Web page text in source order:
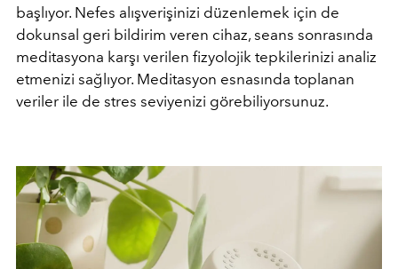
başlıyor. Nefes alışverişinizi düzenlemek için de
dokunsal geri bildirim veren cihaz, seans sonrasında
meditasyona karşı verilen fizyolojik tepkilerinizi analiz
etmenizi sağlıyor. Meditasyon esnasında toplanan
veriler ile de stres seviyenizi görebiliyorsunuz.